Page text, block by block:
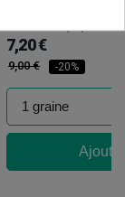
7,20 €
9,00 € -20%